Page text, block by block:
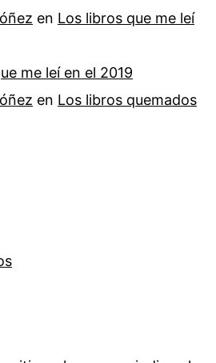
en Los libros que me leí
me leí en el 2019
en Los libros quemados